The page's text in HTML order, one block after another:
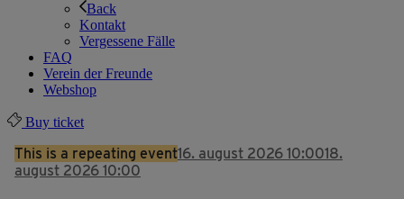
Back
Kontakt
Vergessene Fälle
FAQ
Verein der Freunde
Webshop
Buy ticket
This is a repeating event16. august 2026 10:0018.
august 2026 10:00